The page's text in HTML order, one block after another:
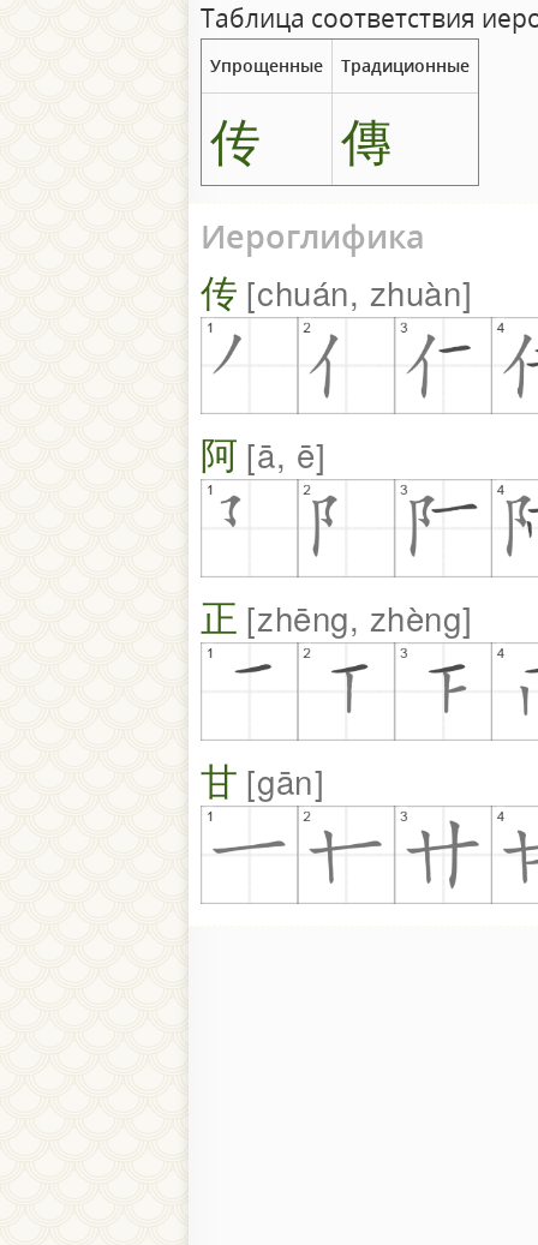
Таблица соответствия
Упрощенные Традиционные
传 傳
Иероглифика
传 chuán, zhuàn
阿 ā, ē
正 zhēng, zhèng
甘 gān